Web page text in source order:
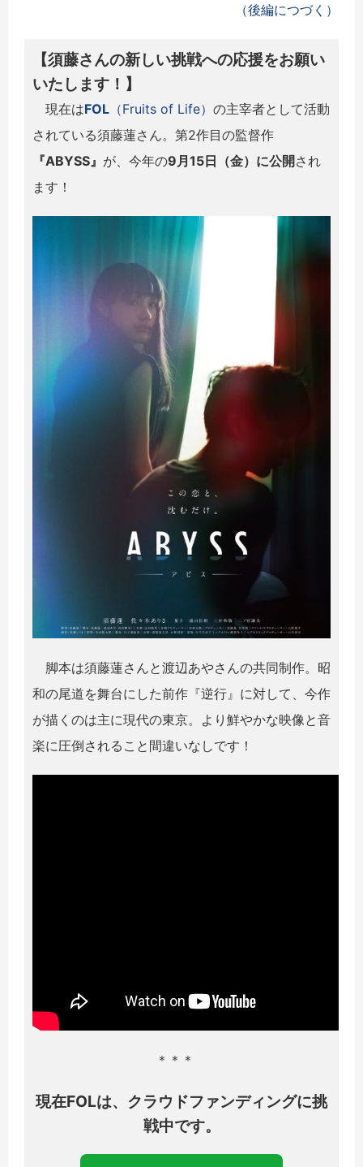
（後編につづく）
【須藤さんの新しい挑戦への応援をお願い
いたします！】
現在はFOL （Fruits of Life） の主宰者として活動
されている須藤蓮さん。第2作目の監督作
『ABYSS』 が、今年の9月15日（金）に公開され
ます！
脚本は須藤蓮さんと渡辺あやさんの共同制作。昭
和の尾道を舞台にした前作『逆行』に対して、今作
が描くのは主に現代の東京。より鮮やかな映像と音
楽に圧倒されること間違いなしです！
＊＊＊
現在FOLは、クラウドファンディングに挑
戦中です。